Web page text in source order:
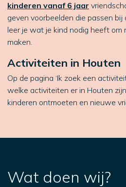
kinderen vanaf 6 jaar
geven voorbeelden die passen
leer je wat je kind nodig heeft om
maken.
Activiteiten in Houten
Op de pagina ‘Ik zoek een
welke activiteiten er in Houten
kinderen ontmoeten en nieuwe
Wat doen wij?